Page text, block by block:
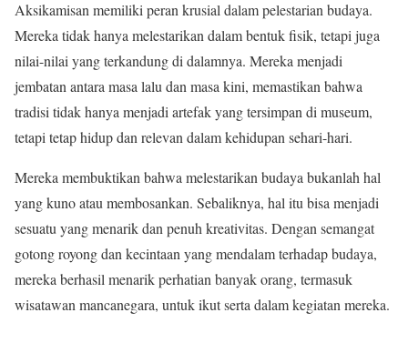
Aksikamisan memiliki peran krusial dalam pelestarian budaya.
Mereka tidak hanya melestarikan dalam bentuk fisik, tetapi juga
nilai-nilai yang terkandung di dalamnya. Mereka menjadi
jembatan antara masa lalu dan masa kini, memastikan bahwa
tradisi tidak hanya menjadi artefak yang tersimpan di museum,
tetapi tetap hidup dan relevan dalam kehidupan sehari-hari.
Mereka membuktikan bahwa melestarikan budaya bukanlah hal
yang kuno atau membosankan. Sebaliknya, hal itu bisa menjadi
sesuatu yang menarik dan penuh kreativitas. Dengan semangat
gotong royong dan kecintaan yang mendalam terhadap budaya,
mereka berhasil menarik perhatian banyak orang, termasuk
wisatawan mancanegara, untuk ikut serta dalam kegiatan mereka.